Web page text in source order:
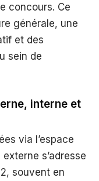
concours. Ce
générale, une
et des
sein de
interne et
via l’espace
s’adresse
souvent en